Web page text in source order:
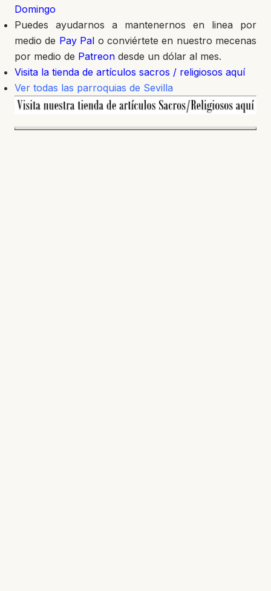
Domingo
Puedes ayudarnos a mantenernos en linea por
medio de Pay Pal o conviértete en nuestro mecenas
por medio de Patreon desde un dólar al mes.
Visita la tienda de artículos sacros / religiosos aquí
Ver todas las parroquias de Sevilla